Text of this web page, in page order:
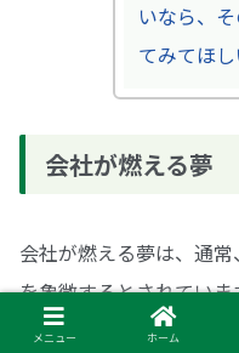
いなら、
てみてほし
会社が燃える夢
会社が燃える夢は、通
を象徴するとされてい
務へのプレッシャーや
メニュー ホーム